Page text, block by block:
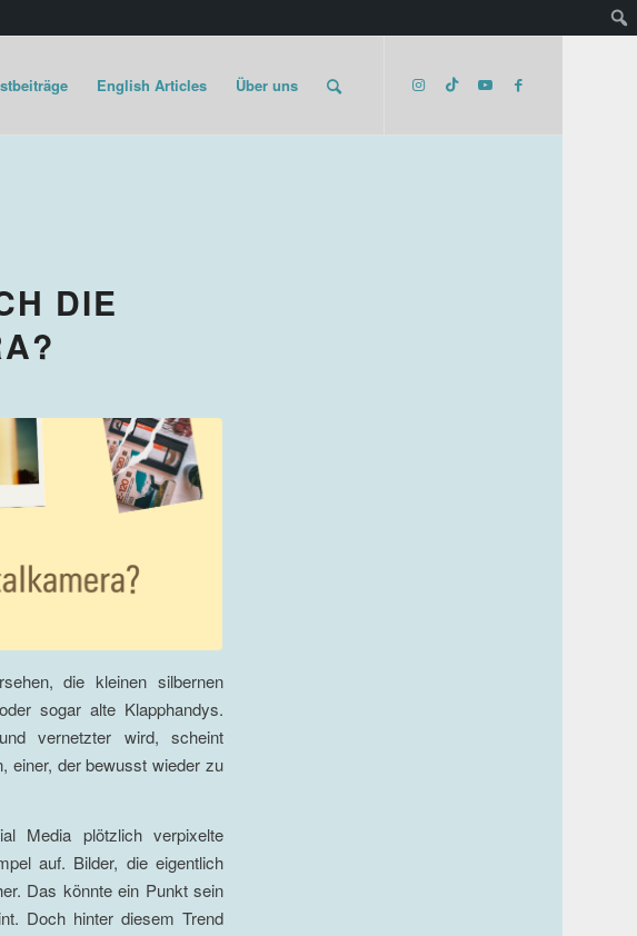
English Articles Über uns
DIE
die kleinen silbernen
sogar alte Klapphandys.
vernetzter wird, scheint
einer, der bewusst wieder zu
Media plötzlich verpixelte
auf. Bilder, die eigentlich
Das könnte ein Punkt sein
Doch hinter diesem Trend